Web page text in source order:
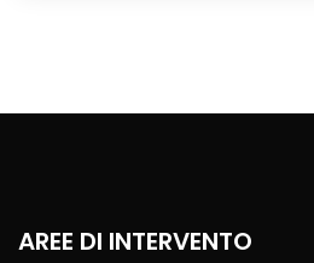
AREE DI INTERVENTO